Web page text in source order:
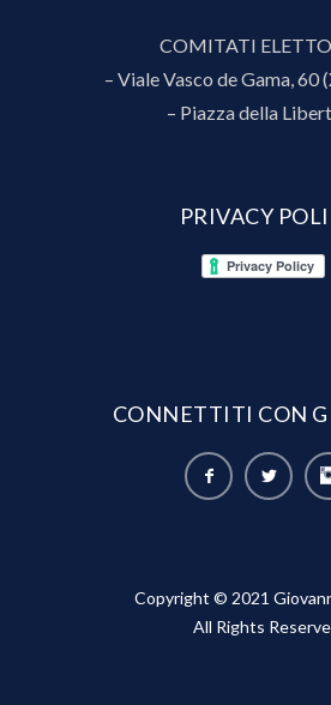
COMITATI
– Viale Vasco de Gama, 60
– Piazza della
PRIVACY
CONNETTITI CON
Copyright © 2021
All Rights